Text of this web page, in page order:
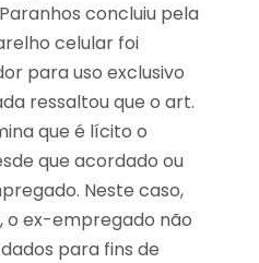
concluiu pela
celular foi
para uso exclusivo
ressaltou que o art.
que é lícito o
que acordado ou
Neste caso,
o ex-empregado não
para fins de